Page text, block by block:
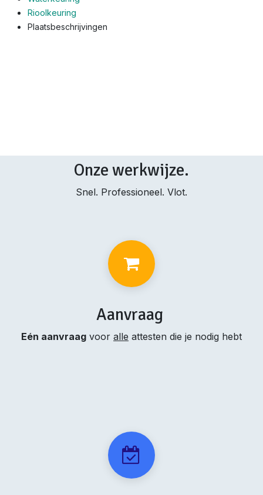
Rioolkeuring
Plaatsbeschrijvingen
Onze werkwijze.
Snel. Professioneel. Vlot.
Aanvraag
Eén aanvraag voor alle attesten die je nodig hebt